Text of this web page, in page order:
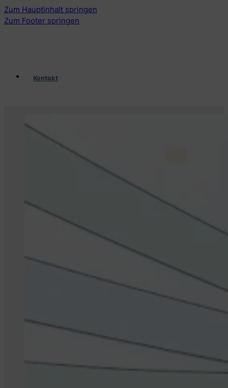
Zum Hauptinhalt springen
Zum Footer springen
Kontakt